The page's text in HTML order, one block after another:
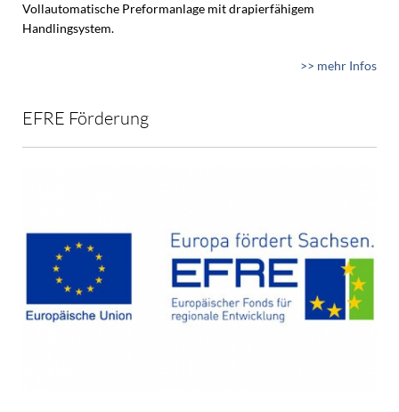
Vollautomatische Preformanlage mit drapierfähigem
Handlingsystem.
>> mehr Infos
EFRE Förderung